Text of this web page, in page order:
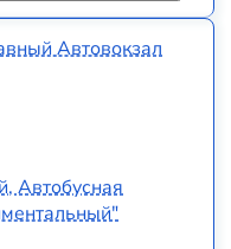
Автовокзал
Автобусная